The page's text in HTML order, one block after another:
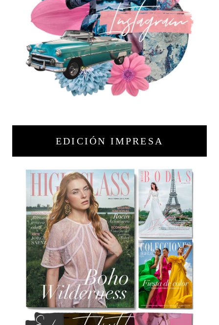
EDICIÓN IMPRESA